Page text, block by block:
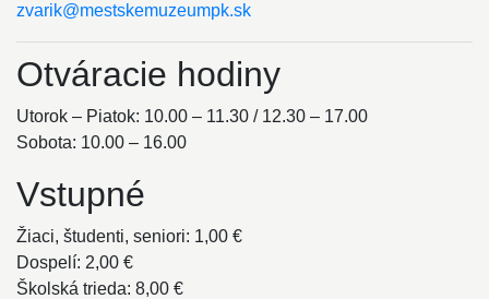
zvarik@mestskemuzeumpk.sk
Otváracie hodiny
Utorok – Piatok: 10.00 – 11.30 / 12.30 – 17.00
Sobota: 10.00 – 16.00
Vstupné
Žiaci, študenti, seniori: 1,00 €
Dospelí: 2,00 €
Školská trieda: 8,00 €